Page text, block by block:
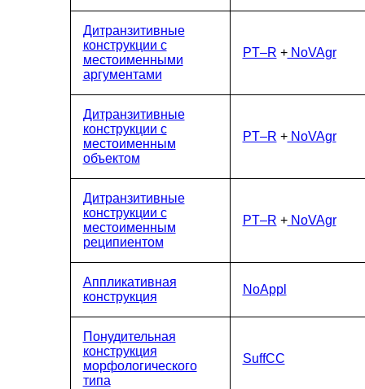
Дитранзитивные
конструкции с
местоименными
аргументами
PT–R +NoVAgr
Дитранзитивные
конструкции с
местоименным
объектом
PT–R +NoVAgr
Дитранзитивные
конструкции с
местоименным
реципиентом
PT–R +NoVAgr
Аппликативная
конструкция
NoAppl
Понудительная
конструкция
морфологического
типа
SuffCC